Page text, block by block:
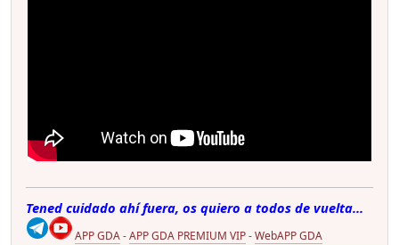
Tened cuidado ahí fuera, os quiero a todos de vuelta...
APP GDA-APP GDA PREMIUM VIP-WebAPP GDA